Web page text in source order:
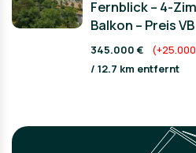
Fernblick – 4-
Balkon – Preis VB
345.000 €
/ 12.7 km entfernt